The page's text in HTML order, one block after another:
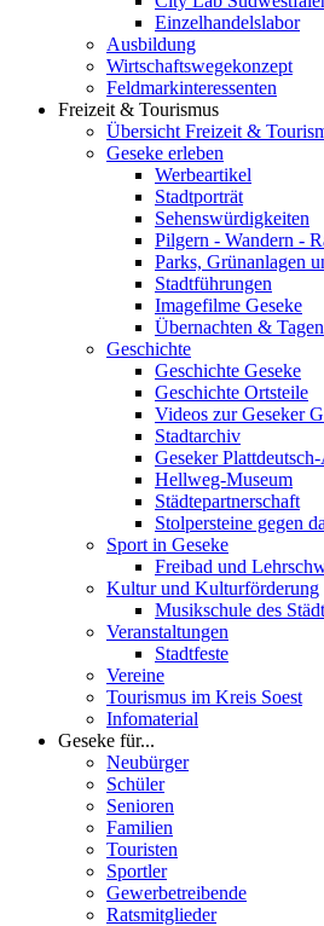
Einzelhandelslabor
Ausbildung
Wirtschaftswegekonzept
Feldmarkinteressenten
Freizeit & Tourismus
Übersicht Freizeit &
Geseke erleben
Werbeartikel
Stadtporträt
Sehenswürdigkeiten
Pilgern - Wandern -
Parks, Grünanlagen
Stadtführungen
Imagefilme Geseke
Übernachten & Tagen
Geschichte
Geschichte Geseke
Geschichte Ortsteile
Videos zur Geseker
Stadtarchiv
Geseker
Hellweg-Museum
Städtepartnerschaft
Stolpersteine gegen
Sport in Geseke
Freibad und
Kultur und Kulturförderung
Musikschule des
Veranstaltungen
Stadtfeste
Vereine
Tourismus im Kreis Soest
Infomaterial
Geseke für...
Neubürger
Schüler
Senioren
Familien
Touristen
Sportler
Gewerbetreibende
Ratsmitglieder